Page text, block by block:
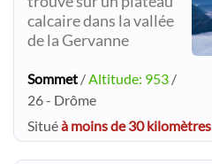
calcaire dans la vallée
de la Gervanne
Sommet / Altitude: 953 /
26 - Drôme
Situéà moins de 30 kilomètres